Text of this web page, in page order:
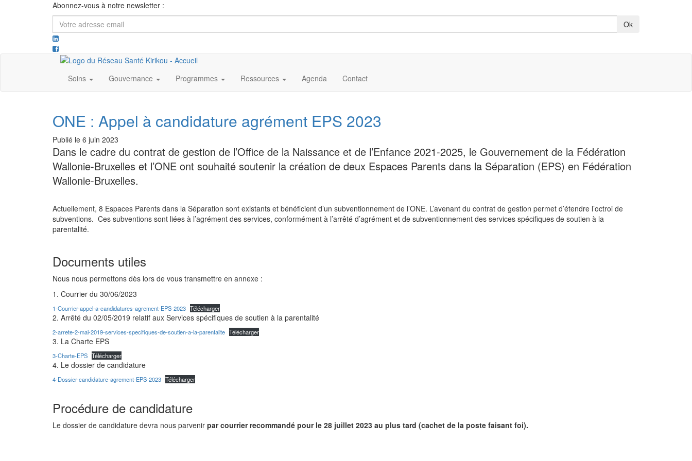
Abonnez-vous à notre newsletter :
Votre
adresse
email
Soins Gouvernance Programmes Ressources Agenda Contact
ONE : Appel à candidature agrément EPS 2023
Publié le 6 juin 2023
Dans le cadre du contrat de gestion de l’Office de la Naissance et de l’Enfance 2021-2025, le Gouvernement de la Fédération
Wallonie-Bruxelles et l’ONE ont souhaité soutenir la création de deux Espaces Parents dans la Séparation (EPS) en Fédération
Wallonie-Bruxelles.
Actuellement, 8 Espaces Parents dans la Séparation sont existants et bénéficient d’un subventionnement de l’ONE. L’avenant du contrat de gestion permet d’étendre l’octroi de
subventions. Ces subventions sont liées à l’agrément des services, conformément à l’arrêté d’agrément et de subventionnement des services spécifiques de soutien à la
parentalité.
Documents utiles
Nous nous permettons dès lors de vous transmettre en annexe :
1. Courrier du 30/06/2023
1-Courrier-appel-a-candidatures-agrement-EPS-2023 Télécharger
2. Arrêté du 02/05/2019 relatif aux Services spécifiques de soutien à la parentalité
2-arrete-2-mai-2019-services-specifiques-de-soutien-a-la-parentalite Télécharger
3. La Charte EPS
3-Charte-EPS Télécharger
4. Le dossier de candidature
4-Dossier-candidature-agrement-EPS-2023 Télécharger
Procédure de candidature
Le dossier de candidature devra nous parvenir par courrier recommandé pour le 28 juillet 2023 au plus tard (cachet de la poste faisant foi).